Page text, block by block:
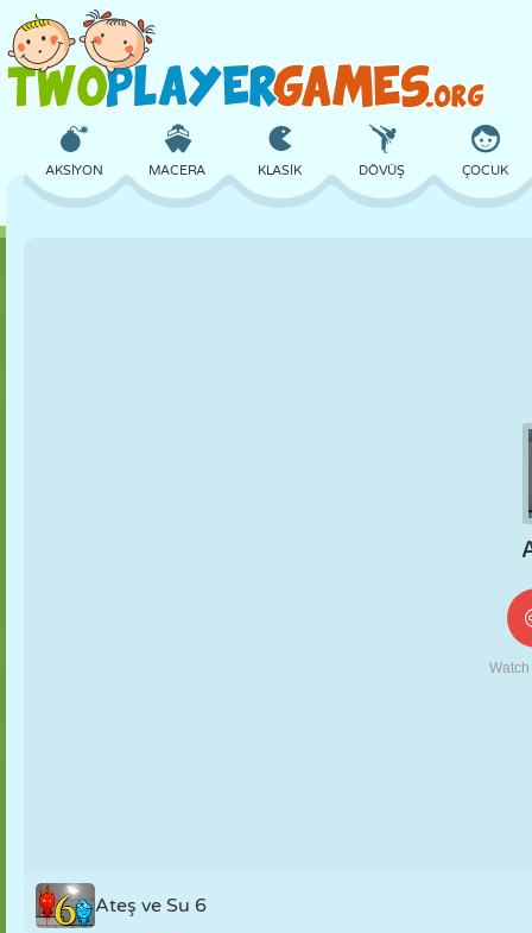
AKSIYON MACERA KLASIK DÖVÜŞ ÇOCUK
Ateş ve Su 6